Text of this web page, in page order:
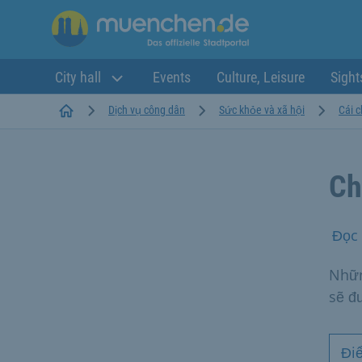
City hall Events Culture, Leisure
StartseiteDịch vụ công dân Sức khỏe và xã hội Cái
Đọc
sẽ